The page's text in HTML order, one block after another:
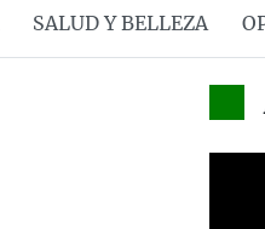
SALUD Y BELLEZA